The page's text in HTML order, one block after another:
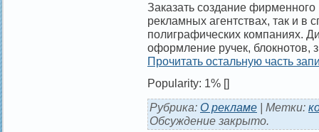
Заказать создание
рекламных агентствах, так и в
полиграфических компаниях.
оформление ручек, блокнотов,
Прочитать остальную часть
Popularity: 1% []
Рубрика: О рекламе | Метки:
Обсуждение закрыто.